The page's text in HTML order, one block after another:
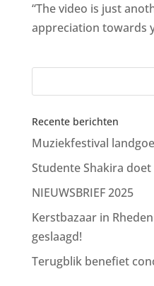
“The video is just
appreciation towards
Recente berichten
Muziekfestival
Studente Shakira doet
NIEUWSBRIEF 2025
Kerstbazaar in
geslaagd!
Terugblik benefiet